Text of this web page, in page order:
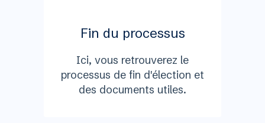
Fin du processus
Ici, vous retrouverez le
processus de fin d'élection et
des documents utiles.